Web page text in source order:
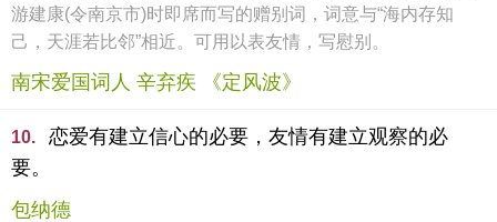
游建康(令南京市)时即席而写的赠别词，词意与“海内存知
己，天涯若比邻”相近。可用以表友情，写慰别。
南宋爱国词人 辛弃疾 《定风波》
10.
恋爱有建立信心的必要，友情有建立观察的必
要。
包纳德